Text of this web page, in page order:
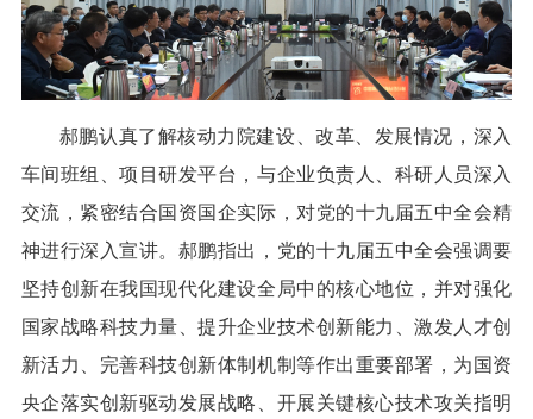
郝鹏认真了解核动力院建设、改革、发展情况，深入
车间班组、项目研发平台，与企业负责人、科研人员深入
交流，紧密结合国资国企实际，对党的十九届五中全会精
神进行深入宣讲。郝鹏指出，党的十九届五中全会强调要
坚持创新在我国现代化建设全局中的核心地位，并对强化
国家战略科技力量、提升企业技术创新能力、激发人才创
新活力、完善科技创新体制机制等作出重要部署，为国资
央企落实创新驱动发展战略、开展关键核心技术攻关指明